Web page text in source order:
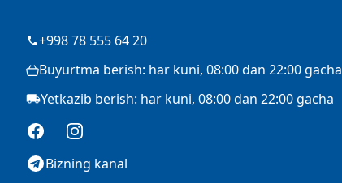
+998 78 555 64 20
Buyurtma berish: har kuni, 08:00 dan 22:00 gacha
Yetkazib berish: har kuni, 08:00 dan 22:00 gacha
FacebookInstagram
Bizning kanal